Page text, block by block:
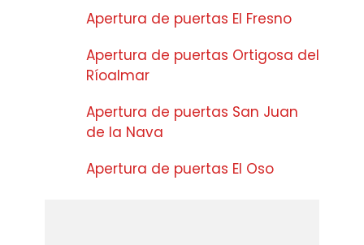
Apertura de puertas El Fresno
Apertura de puertas Ortigosa del
Ríoalmar
Apertura de puertas San Juan
de la Nava
Apertura de puertas El Oso